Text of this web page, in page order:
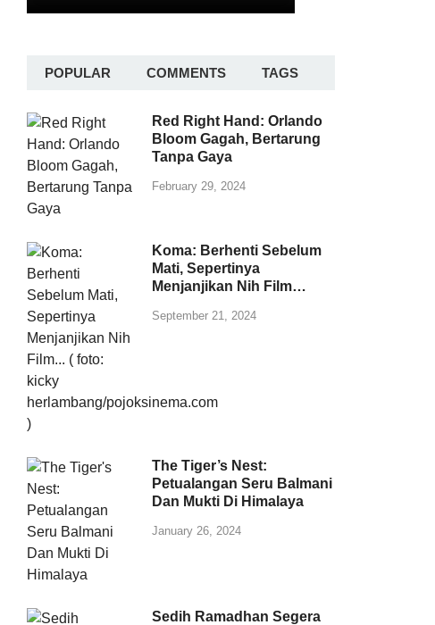
POPULAR COMMENTS TAGS
Red Right Hand: Orlando
Bloom Gagah, Bertarung
Tanpa Gaya
February 29, 2024
Koma: Berhenti Sebelum
Mati, Sepertinya
Menjanjikan Nih Film…
September 21, 2024
The Tiger’s Nest:
Petualangan Seru Balmani
Dan Mukti Di Himalaya
January 26, 2024
Sedih Ramadhan Segera